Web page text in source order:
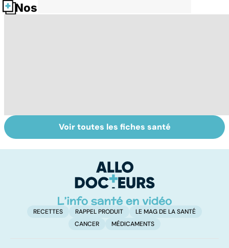
Nos fiches santé
Narcolepsie : des
crises de
Maladie de
Huntington : une
neurologique
incurable
Voir toutes les fiches santé
RECETTES RAPPEL PRODUIT
LE MAG DE LA SANTÉ
CANCER
MÉDICAMENTS